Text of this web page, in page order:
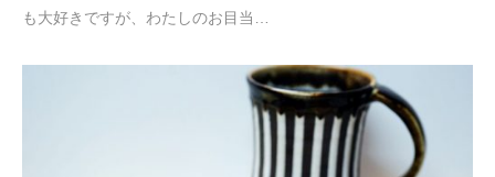
も大好きですが、わたしのお目当…